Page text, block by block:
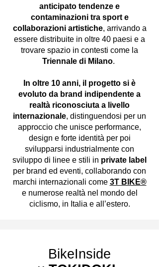
anticipato tendenze e
contaminazioni tra sport e
collaborazioni artistiche, arrivando a
essere distribuite in oltre 40 paesi e a
trovare spazio in contesti come la
Triennale di Milano.
In oltre 10 anni, il progetto si è
evoluto da brand indipendente a
realtà riconosciuta a livello
internazionale, distinguendosi per un
approccio che unisce performance,
design e forte identità per poi
svilupparsi industrialmente con
sviluppo di linee e stili in private label
per brand ed eventi, collaborando con
marchi internazionali come 3T BIKE®
e numerose realtà nel mondo del
ciclismo, in Italia e all’estero.
BikeInside